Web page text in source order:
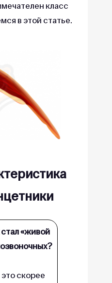
класс
в этой статье.
«живой
скорее